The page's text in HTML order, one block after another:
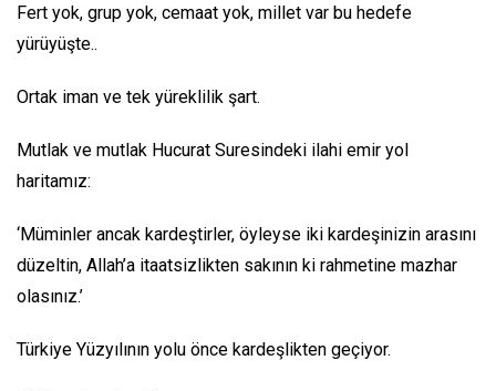
Fert yok, grup yok, cemaat yok, millet var bu hedefe
yürüyüşte..
Ortak iman ve tek yüreklilik şart.
Mutlak ve mutlak Hucurat Suresindeki ilahi emir yol
haritamız:
‘Müminler ancak kardeştirler, öyleyse iki kardeşinizin arasını
düzeltin, Allah’a itaatsizlikten sakının ki rahmetine mazhar
olasınız.’
Türkiye Yüzyılının yolu önce kardeşlikten geçiyor.